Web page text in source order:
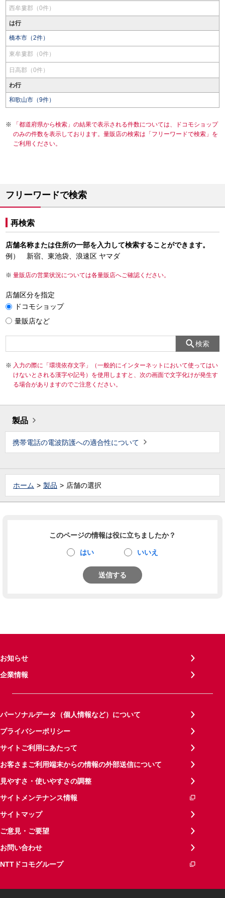
西牟婁郡（0件）
は行
橋本市（2件）
東牟婁郡（0件）
日高郡（0件）
わ行
和歌山市（9件）
「都道府県から検索」の結果で表示される件数については、ドコモショップ
のみの件数を表示しております。量販店の検索は「フリーワードで検索」を
ご利用ください。
フリーワードで検索
再検索
店舗名称または住所の一部を入力して検索することができます。
例） 新宿、東池袋、浪速区 ヤマダ
量販店の営業状況については各量販店へご確認ください。
店舗区分を指定
ドコモショップ
量販店など
検索
入力の際に「環境依存文字」（一般的にインターネットにおいて使ってはい
けないとされる漢字や記号）を使用しますと、次の画面で文字化けが発生す
る場合がありますのでご注意ください。
製品
携帯電話の電波防護への適合性について
ホーム 製品 店舗の選択
このページの情報は役に立ちましたか？
はい いいえ
送信する
お知らせ
企業情報
パーソナルデータ（個人情報など）について
プライバシーポリシー
サイトご利用にあたって
お客さまご利用端末からの情報の外部送信について
見やすさ・使いやすさの調整
サイトメンテナンス情報
サイトマップ
ご意見・ご要望
お問い合わせ
NTTドコモグループ